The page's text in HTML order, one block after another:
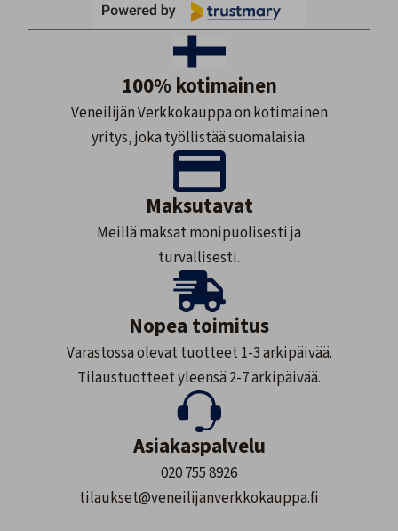
100% kotimainen
Veneilijän Verkkokauppa on kotimainen
yritys, joka työllistää suomalaisia.
Maksutavat
Meillä maksat monipuolisesti ja
turvallisesti.
Nopea toimitus
Varastossa olevat tuotteet 1-3 arkipäivää.
Tilaustuotteet yleensä 2-7 arkipäivää.
Asiakaspalvelu
020 755 8926
tilaukset@veneilijanverkkokauppa.fi